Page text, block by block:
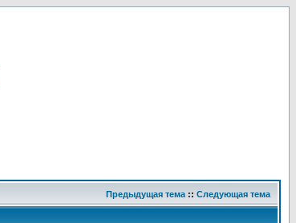
Предыдущая тема :: Следующая тема